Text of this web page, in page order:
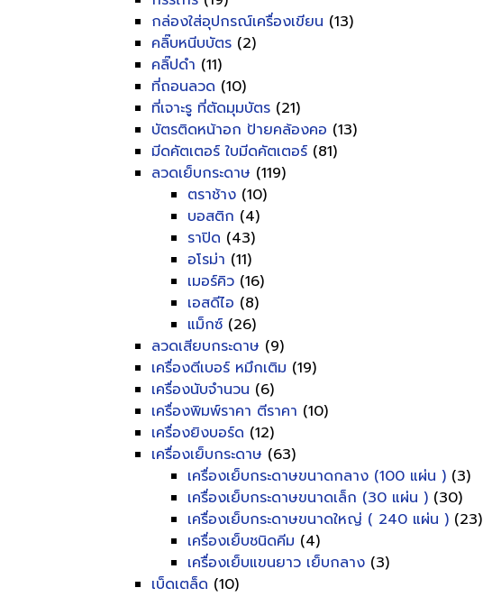
กล่องใส่อุปกรณ์เครื่องเขียน (13)
คลิ๊บหนีบบัตร (2)
คลิ๊ปดำ (11)
ที่ถอนลวด (10)
ที่เจาะรู ที่ตัดมุมบัตร (21)
บัตรติดหน้าอก ป้ายคล้องคอ (13)
มีดคัตเตอร์ ใบมีดคัตเตอร์ (81)
ลวดเย็บกระดาษ (119)
ตราช้าง (10)
บอสติก (4)
ราปิด (43)
อโรม่า (11)
เมอร์คิว (16)
เอสดีไอ (8)
แม็กซ์ (26)
ลวดเสียบกระดาษ (9)
เครื่องตีเบอร์ หมึกเติม (19)
เครื่องนับจำนวน (6)
เครื่องพิมพ์ราคา ตีราคา (10)
เครื่องยิงบอร์ด (12)
เครื่องเย็บกระดาษ (63)
เครื่องเย็บกระดาษขนาดกลาง (100 แผ่น ) (3)
เครื่องเย็บกระดาษขนาดเล็ก (30 แผ่น ) (30)
เครื่องเย็บกระดาษขนาดใหญ่ ( 240 แผ่น ) (23)
เครื่องเย็บชนิดคีม (4)
เครื่องเย็บแขนยาว เย็บกลาง (3)
เบ็ดเตล็ด (10)